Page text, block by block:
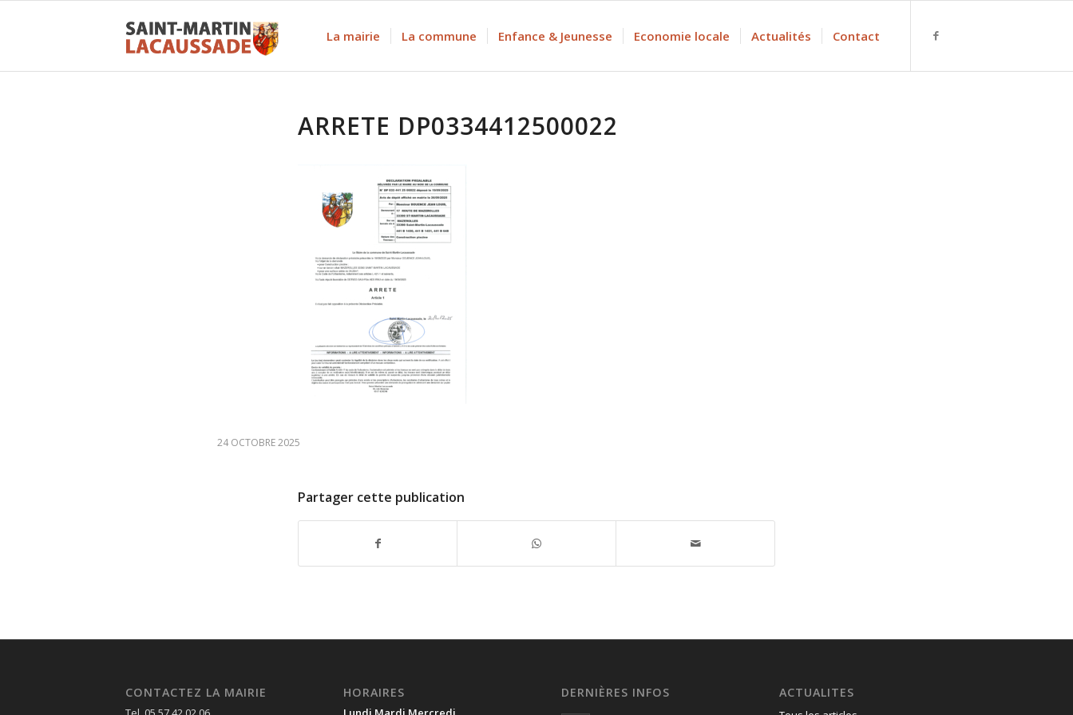
La mairie La commune Enfance & Jeunesse Economie locale Actualités Contact
ARRETE DP0334412500022
24 OCTOBRE 2025
Partager cette publication
CONTACTEZ LA MAIRIE HORAIRES DERNIÈRES INFOS ACTUALITES